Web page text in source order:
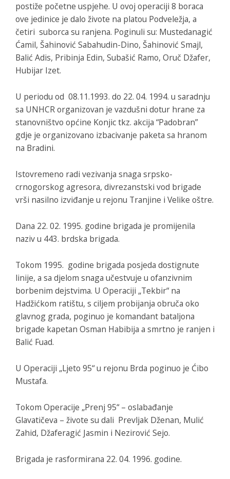
postiže početne uspjehe. U ovoj operaciji 8 boraca
ove jedinice je dalo živote na platou Podveležja, a
četiri suborca su ranjena. Poginuli su: Mustedanagić
Ćamil, Šahinović Sabahudin-Dino, Šahinović Smajl,
Balić Adis, Pribinja Edin, Subašić Ramo, Oruč Džafer,
Hubijar Izet.
U periodu od 08.11.1993. do 22. 04. 1994. u saradnju
sa UNHCR organizovan je vazdušni dotur hrane za
stanovništvo općine Konjic tkz. akcija “Padobran”
gdje je organizovano izbacivanje paketa sa hranom
na Bradini.
Istovremeno radi vezivanja snaga srpsko-
crnogorskog agresora, divrezanstski vod brigade
vrši nasilno izviđanje u rejonu Tranjine i Velike oštre.
Dana 22. 02. 1995. godine brigada je promijenila
naziv u 443. brdska brigada.
Tokom 1995. godine brigada posjeda dostignute
linije, a sa djelom snaga učestvuje u ofanzivnim
borbenim dejstvima. U Operaciji „Tekbir“ na
Hadžićkom ratištu, s ciljem probijanja obruča oko
glavnog grada, poginuo je komandant bataljona
brigade kapetan Osman Habibija a smrtno je ranjen i
Balić Fuad.
U Operaciji „Ljeto 95“ u rejonu Brda poginuo je Ćibo
Mustafa.
Tokom Operacije „Prenj 95“ – oslabađanje
Glavatičeva – živote su dali Prevljak Dženan, Mulić
Zahid, Džaferagić Jasmin i Nezirović Sejo.
Brigada je rasformirana 22. 04. 1996. godine.